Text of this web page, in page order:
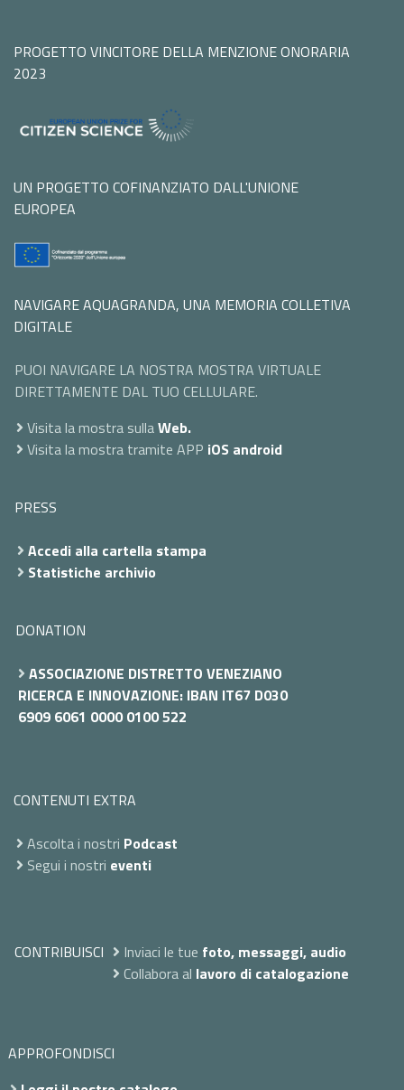
PROGETTO VINCITORE DELLA MENZIONE ONORARIA
2023
UN PROGETTO COFINANZIATO DALL'UNIONE
EUROPEA
NAVIGARE AQUAGRANDA, UNA MEMORIA COLLETIVA
DIGITALE
PUOI NAVIGARE LA NOSTRA MOSTRA VIRTUALE
DIRETTAMENTE DAL TUO CELLULARE.
Visita la mostra sullaWeb.
Visita la mostra tramite APP iOS android
PRESS
Accedi alla cartella stampa
Statistiche archivio
DONATION
ASSOCIAZIONE DISTRETTO VENEZIANO
RICERCA E INNOVAZIONE: IBAN IT67 D030
6909 6061 0000 0100 522
CONTENUTI EXTRA
Ascolta i nostri Podcast
Segui i nostri eventi
CONTRIBUISCI Inviaci le tue foto, messaggi, audio
Collabora al lavoro di catalogazione
APPROFONDISCI